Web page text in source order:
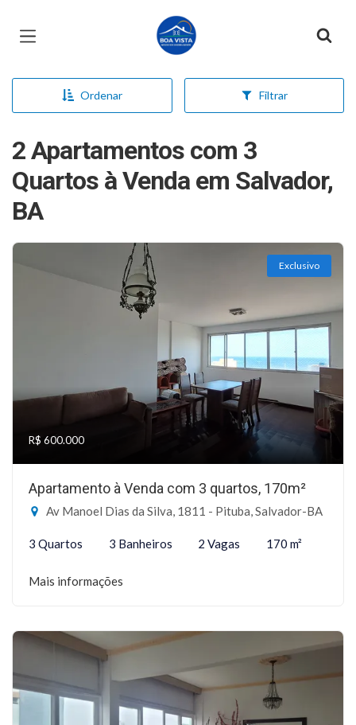
Página inicial
Ordenar Filtrar
2 Apartamentos com 3
Quartos à Venda em Salvador,
BA
Exclusivo
R$ 600.000
Apartamento à Venda com 3 quartos, 170m²
Av Manoel Dias da Silva, 1811 - Pituba, Salvador-BA
3 Quartos 3 Banheiros 2 Vagas 170 m²
Mais informações